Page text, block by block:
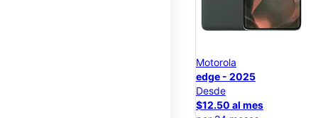
Motorola
edge - 2025
Desde
$12.50 al mes